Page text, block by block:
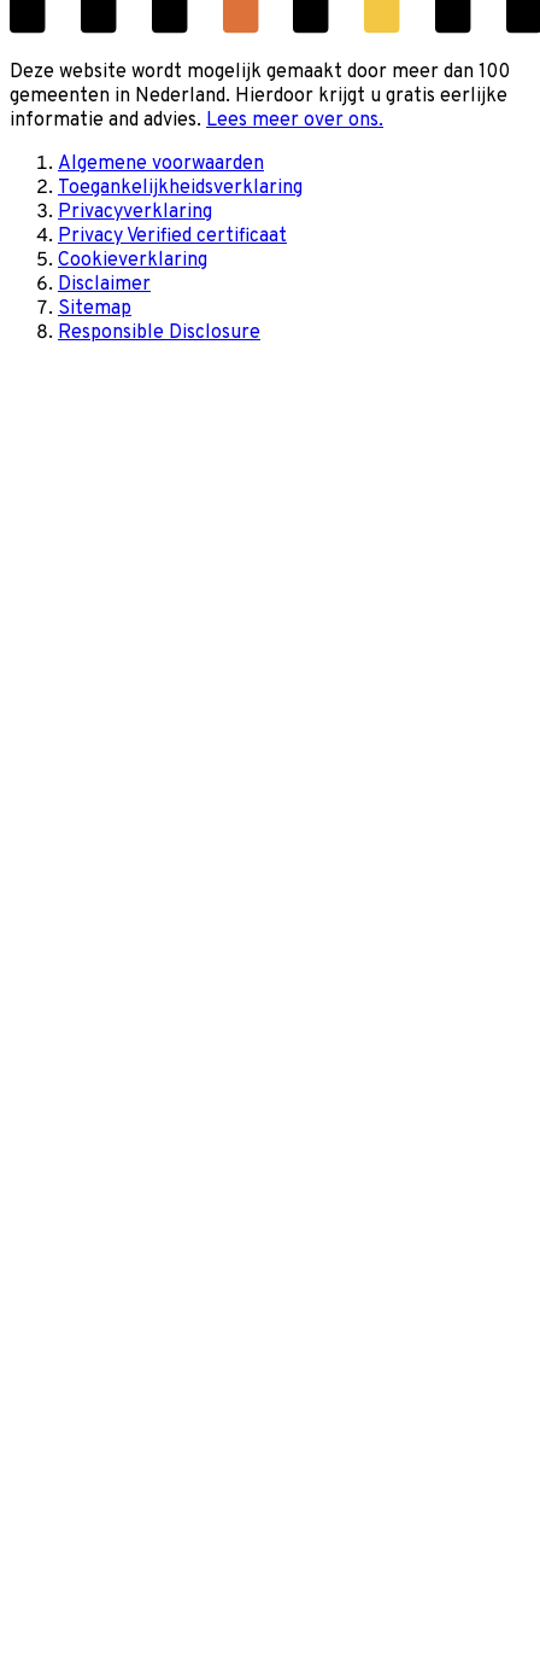
Deze website wordt mogelijk gemaakt door meer dan 100
gemeenten in Nederland. Hierdoor krijgt u gratis eerlijke
informatie and advies. Lees meer over ons.
Algemene voorwaarden
Toegankelijkheidsverklaring
Privacyverklaring
Privacy Verified certificaat
Cookieverklaring
Disclaimer
Sitemap
Responsible Disclosure